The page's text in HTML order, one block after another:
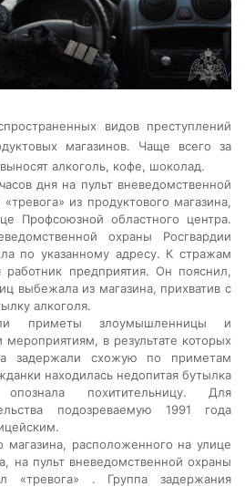
видов преступлений
магазинов. Чаще всего за
алкоголь, кофе, шоколад.
дня на пульт вневедомственной
из продуктового магазина,
Профсоюзной областного центра.
охраны Росгвардии
по указанному адресу. К стражам
работник предприятия. Он пояснил,
выбежала из магазина, прихватив с
алкоголя.
приметы злоумышленницы и
в результате которых
задержали схожую по приметам
находилась недопитая бутылка
похитительницу. Для
подозреваемую 1991 года
магазина, расположенного на улице
на пульт вневедомственной охраны
«тревога» . Группа задержания